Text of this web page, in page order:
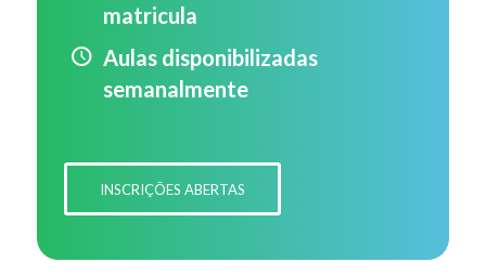
matricula
Aulas disponibilizadas
semanalmente
INSCRIÇÕES ABERTAS